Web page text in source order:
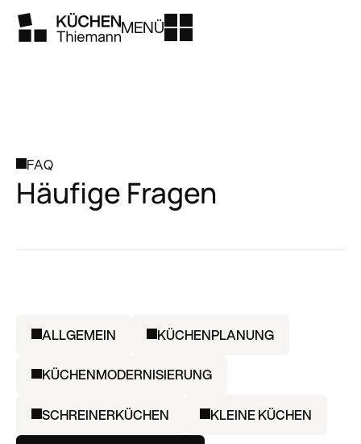
MENÜ
FAQ
Häufige Fragen
ALLGEMEIN KÜCHENPLANUNG
KÜCHENMODERNISIERUNG
SCHREINERKÜCHEN KLEINE KÜCHEN